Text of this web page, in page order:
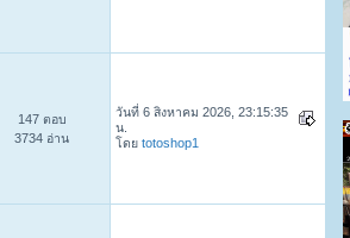
147 ตอบ
3734 อ่าน
วันที่ 6 สิงหาคม 2026, 23:15:35
น.
โดยtotoshop1